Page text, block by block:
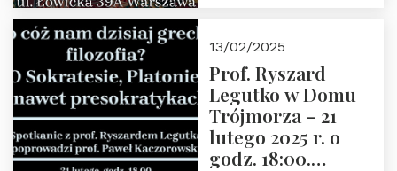
13/02/2025
Prof. Ryszard
Legutko w Domu
Trójmorza – 21
lutego 2025 r. o
godz. 18:00.